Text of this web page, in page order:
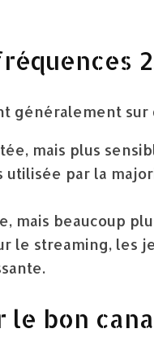
généralement sur
mais plus
utilisée par la
mais beaucoup
le streaming, les
le bon